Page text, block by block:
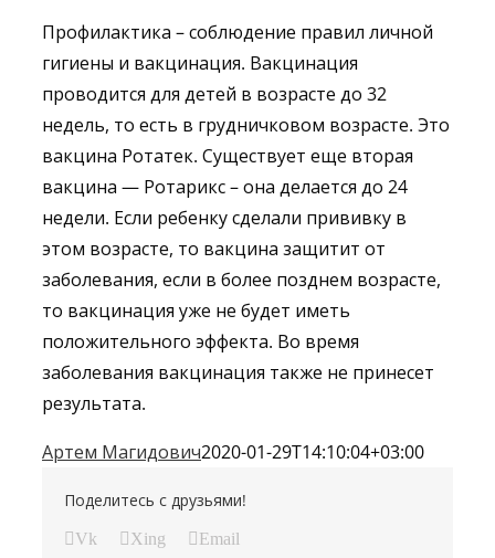
Профилактика – соблюдение правил личной
гигиены и вакцинация. Вакцинация
проводится для детей в возрасте до 32
недель, то есть в грудничковом возрасте. Это
вакцина Ротатек. Существует еще вторая
вакцина — Ротарикс – она делается до 24
недели. Если ребенку сделали прививку в
этом возрасте, то вакцина защитит от
заболевания, если в более позднем возрасте,
то вакцинация уже не будет иметь
положительного эффекта. Во время
заболевания вакцинация также не принесет
результата.
Артем Магидович2020-01-29T14:10:04+03:00
Поделитесь с друзьями!
Vk Xing Email